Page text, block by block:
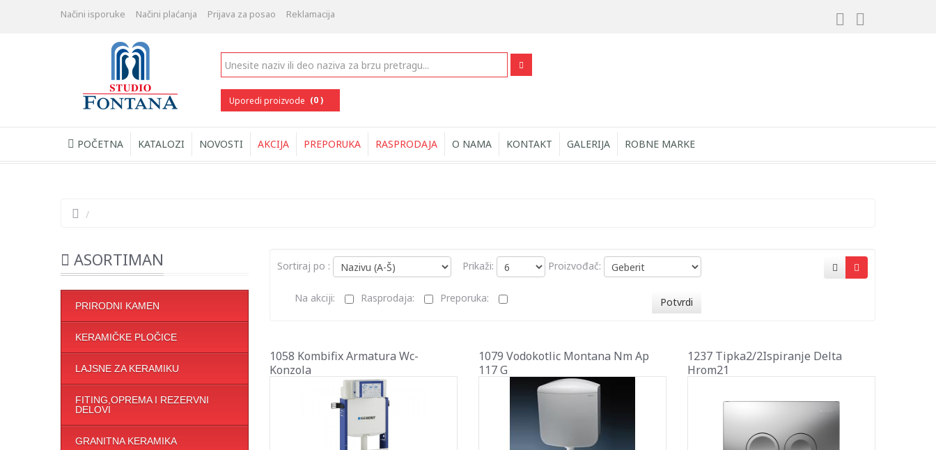
Načini isporuke Načini plaćanja Prijava za posao Reklamacija
Uporedi proizvode (0 )
POČETNA KATALOZI NOVOSTI AKCIJA PREPORUKA RASPRODAJA O NAMA KONTAKT GALERIJA ROBNE MARKE
/
ASORTIMAN
PRIRODNI KAMEN
KERAMIČKE PLOČICE
LAJSNE ZA KERAMIKU
FITING,OPREMA I REZERVNI
DELOVI
GRANITNA KERAMIKA
Sortiraj po : Prikaži: Proizvođač:
Na akciji: Rasprodaja: Preporuka: Potvrdi
1058 Kombifix Armatura Wc-
Konzola
1079 Vodokotlic Montana Nm Ap
117 G
1237 Tipka2/2Ispiranje Delta
Hrom21